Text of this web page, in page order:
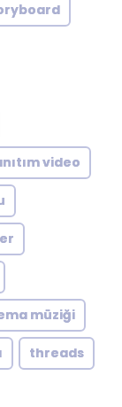
video
müziği
threads